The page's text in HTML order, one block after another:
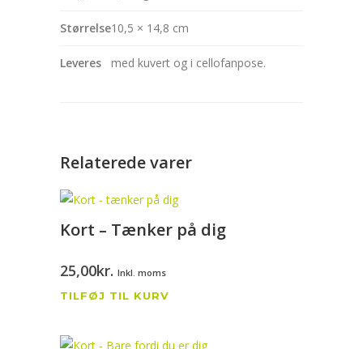
Størrelse10,5 × 14,8 cm
Leveres med kuvert og i cellofanpose.
Relaterede varer
Kort – Tænker på dig
25,00kr. Inkl. moms
TILFØJ TIL KURV